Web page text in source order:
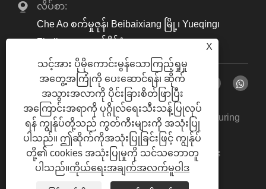
လိပ်စာ:
Che Ao စက်မှုဇုန်၊ Beibaixiang မြို့၊ Yueqing၊
Zhejiang၊ တရုတ်နိုင်ငံ
မူပိုင်ခွင့် © 2024 Zhejiang Yipu Metal Manufacturing
Co., Ltd. All Rights Reserved.
Links | Sitemap | RSS | XML | ကိုယ်ရေး
အချက်အလက်မူဝါဒ |
X
သင့်အား ပိုမိုကောင်းမွန်သောကြည့်ရှုမှု
အတွေ့အကြုံကို ပေးဆောင်ရန်၊ ဆိုက်
အသွားအလာကို ပိုင်းခြားစိတ်ဖြာပြီး
အကြောင်းအရာကို ပုဂ္ဂိုလ်ရေးသီးသန့်ပြုလုပ်
ရန် ကျွန်ုပ်တို့သည် ကွတ်ကီးများကို အသုံးပြု
ပါသည်။ ဤဆိုက်ကိုအသုံးပြုခြင်းဖြင့် ကျွန်ုပ်
တို့၏ cookies အသုံးပြုမှုကို သင်သဘောတူ
ပါသည်။ကိုယ်ရေးအချက်အလက်မူဝါဒ